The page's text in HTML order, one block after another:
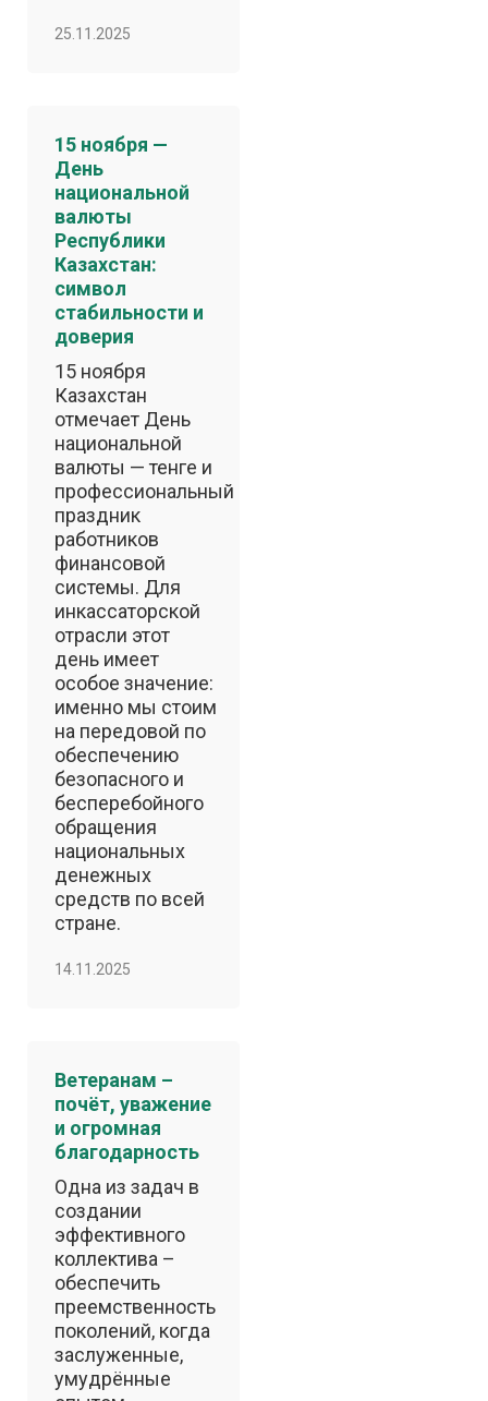
25.11.2025
15 ноября —
День
национальной
валюты
Республики
Казахстан:
символ
стабильности и
доверия
15 ноября
Казахстан
отмечает День
национальной
валюты — тенге и
профессиональный
праздник
работников
финансовой
системы. Для
инкассаторской
отрасли этот
день имеет
особое значение:
именно мы стоим
на передовой по
обеспечению
безопасного и
бесперебойного
обращения
национальных
денежных
средств по всей
стране.
14.11.2025
Ветеранам –
почёт, уважение
и огромная
благодарность
Одна из задач в
создании
эффективного
коллектива –
обеспечить
преемственность
поколений, когда
заслуженные,
умудрённые